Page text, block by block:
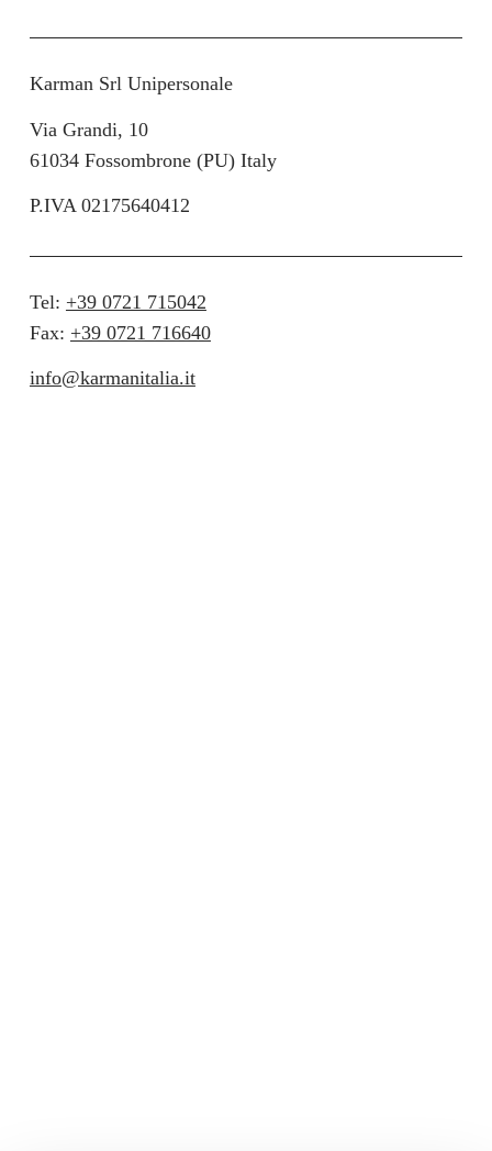
Karman Srl Unipersonale
Via Grandi, 10
61034 Fossombrone (PU) Italy
P.IVA 02175640412
Tel: +39 0721 715042
Fax: +39 0721 716640
info@karmanitalia.it